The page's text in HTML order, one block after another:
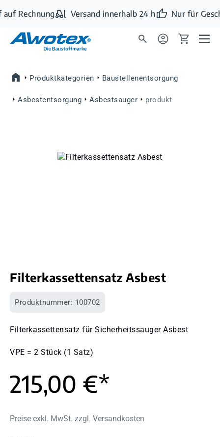
Zum Hauptinhalt springen
Rechnung Versand innerhalb 24 h Nur für
Produktkategorien Baustellenentsorgung
Asbestentsorgung Asbestsauger produkt
Bildergalerie überspringen
Filterkassettensatz Asbest
Produktnummer: 100702
Filterkassettensatz für Sicherheitssauger Asbest
VPE = 2 Stück (1 Satz)
215,00 €*
Preise exkl. MwSt. zzgl. Versandkosten